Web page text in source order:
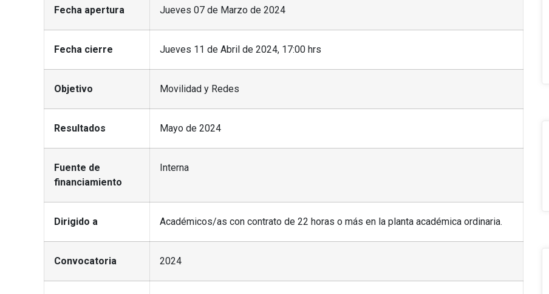
Fecha apertura Jueves 07 de Marzo de 2024
Fecha cierre Jueves 11 de Abril de 2024, 17:00 hrs
Objetivo Movilidad y Redes
Resultados Mayo de 2024
Fuente de
financiamiento
Interna
Dirigido a Académicos/as con contrato de 22 horas o más en la planta académica ordinaria.
Convocatoria 2024